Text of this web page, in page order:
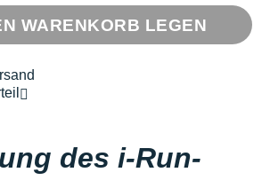
WARENKORB LEGEN
des i-Run-